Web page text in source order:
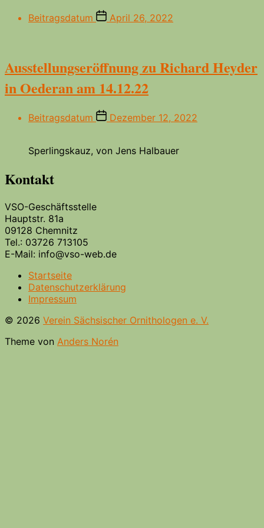
Beitragsdatum April 26, 2022
Ausstellungseröffnung zu Richard Heyder
in Oederan am 14.12.22
Beitragsdatum Dezember 12, 2022
Sperlingskauz, von Jens Halbauer
Kontakt
VSO-Geschäftsstelle
Hauptstr. 81a
09128 Chemnitz
Tel.: 03726 713105
E-Mail: info@vso-web.de
Startseite
Datenschutzerklärung
Impressum
© 2026 Verein Sächsischer Ornithologen e. V.
Theme von Anders Norén